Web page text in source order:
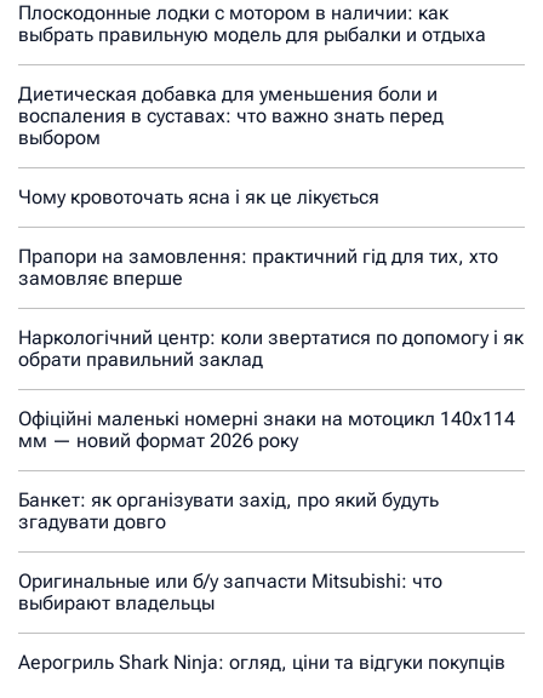
Плоскодонные лодки с мотором в наличии: как
выбрать правильную модель для рыбалки и отдыха
Диетическая добавка для уменьшения боли и
воспаления в суставах: что важно знать перед
выбором
Чому кровоточать ясна і як це лікується
Прапори на замовлення: практичний гід для тих, хто
замовляє вперше
Наркологічний центр: коли звертатися по допомогу і як
обрати правильний заклад
Офіційні маленькі номерні знаки на мотоцикл 140х114
мм — новий формат 2026 року
Банкет: як організувати захід, про який будуть
згадувати довго
Оригинальные или б/у запчасти Mitsubishi: что
выбирают владельцы
Аерогриль Shark Ninja: огляд, ціни та відгуки покупців